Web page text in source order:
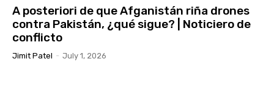
A posteriori de que Afganistán riña drones
contra Pakistán, ¿qué sigue? | Noticiero de
conflicto
Jimit Patel - July 1, 2026